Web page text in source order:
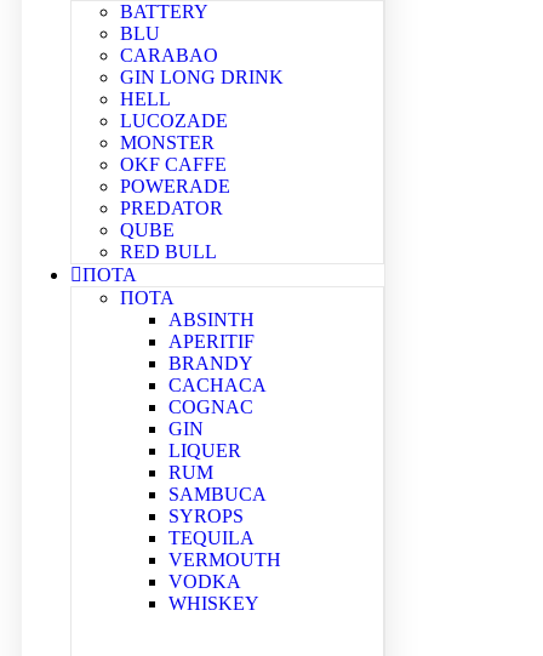
BATTERY
BLU
CARABAO
GIN LONG DRINK
HELL
LUCOZADE
MONSTER
OKF CAFFE
POWERADE
PREDATOR
QUBE
RED BULL
ΠΟΤΑ
ΠΟΤΑ
ABSINTH
APERITIF
BRANDY
CACHACA
COGNAC
GIN
LIQUER
RUM
SAMBUCA
SYROPS
TEQUILA
VERMOUTH
VODKA
WHISKEY